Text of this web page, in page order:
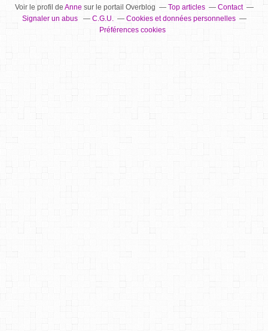
Voir le profil de Annesur le portail Overblog Top articles
Contact
Signaler un abus
C.G.U.
Cookies et données personnelles
Préférences cookies